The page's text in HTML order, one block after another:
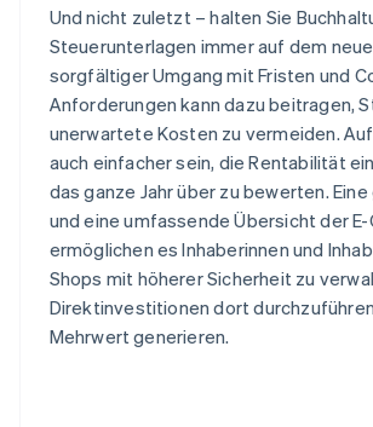
Und nicht zuletzt – halten Sie
Steuerunterlagen immer auf dem
sorgfältiger Umgang mit Fristen und
Anforderungen kann dazu beitragen,
unerwartete Kosten zu vermeiden.
auch einfacher sein, die Rentabilität
das ganze Jahr über zu bewerten.
und eine umfassende Übersicht der
ermöglichen es Inhaberinnen und
Shops mit höherer Sicherheit zu
Direktinvestitionen dort
Mehrwert generieren.